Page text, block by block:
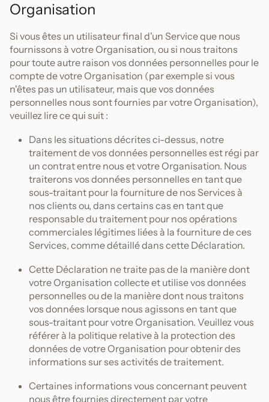
Organisation
Si vous êtes un utilisateur final d'un Service que nous
fournissons à votre Organisation, ou si nous traitons
pour toute autre raison vos données personnelles pour le
compte de votre Organisation (par exemple si vous
n'êtes pas un utilisateur, mais que vos données
personnelles nous sont fournies par votre Organisation),
veuillez lire ce qui suit :
Dans les situations décrites ci-dessus, notre
traitement de vos données personnelles est régi par
un contrat entre nous et votre Organisation. Nous
traiterons vos données personnelles en tant que
sous-traitant pour la fourniture de nos Services à
nos clients ou, dans certains cas en tant que
responsable du traitement pour nos opérations
commerciales légitimes liées à la fourniture de ces
Services, comme détaillé dans cette Déclaration.
Cette Déclaration ne traite pas de la manière dont
votre Organisation collecte et utilise vos données
personnelles ou de la manière dont nous traitons
vos données lorsque nous agissons en tant que
sous-traitant pour votre Organisation. Veuillez vous
référer à la politique relative à la protection des
données de votre Organisation pour obtenir des
informations sur ses activités de traitement.
Certaines informations vous concernant peuvent
nous être fournies directement par votre